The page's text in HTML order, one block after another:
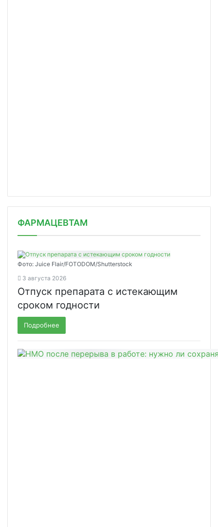
ФАРМАЦЕВТАМ
Фото: Juice Flair/FOTODOM/Shutterstoсk
3 августа 2026
Отпуск препарата с истекающим
сроком годности
Подробнее